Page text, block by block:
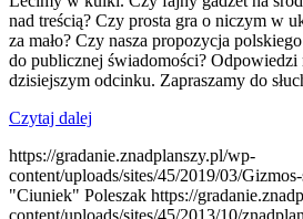
nad treścią? Czy prosta gra o niczym w
za mało? Czy nasza propozycja
do publicznej świadomości? Odpowiedzi
dzisiejszym odcinku. Zapraszamy do
Czytaj dalej
https://gradanie.znadplanszy.pl/wp-
content/uploads/sites/45/2019/03/
"Ciuniek" Poleszak https://